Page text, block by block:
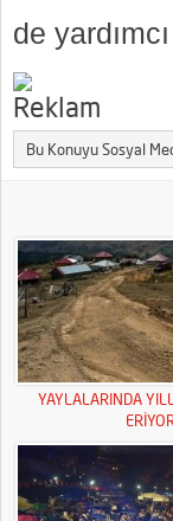
de
Bu Konuyu Sosyal
YAYLALARINDA